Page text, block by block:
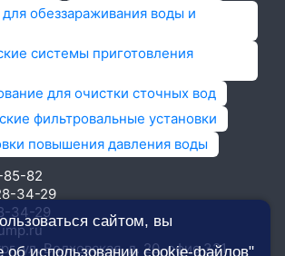
обеззараживания воды и
системы приготовления
для очистки сточных вод
фильтровальные установки
повышения давления воды
85-82
34-29
34-29
​ул. Волховская, д. 20, офис 321
сайтом, вы
об использовании cookie-файлов"